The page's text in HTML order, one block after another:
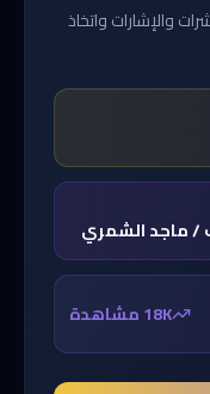
والإشارات واتخاذ
/ ماجد الشمري
18K مشاهدة